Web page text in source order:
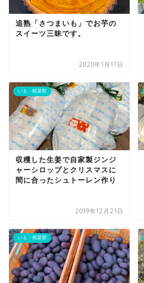
追熟「さつまいも」でお芋の
スイーツ三昧です。
2020年1月17日
いも・根菜類
収穫した生姜で自家製ジンジ
ャーシロップとクリスマスに
間に合ったシュトーレン作り
2019年12月21日
いも・根菜類